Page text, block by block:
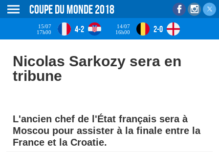
Coupe du monde 2018
15/07
17h00
4-2
14/07
16h00
2-0
Nicolas Sarkozy sera en
tribune
L'ancien chef de l'État français sera à
Moscou pour assister à la finale entre la
France et la Croatie.